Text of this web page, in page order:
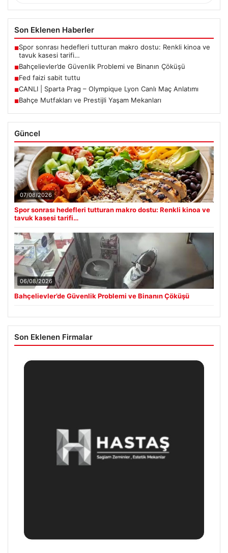
Son Eklenen Haberler
■Spor sonrası hedefleri tutturan makro dostu: Renkli kinoa ve
tavuk kasesi tarifi…
■Bahçelievler’de Güvenlik Problemi ve Binanın Çöküşü
■Fed faizi sabit tuttu
■CANLI | Sparta Prag – Olympique Lyon Canlı Maç Anlatımı
■Bahçe Mutfakları ve Prestijli Yaşam Mekanları
Güncel
07/08/2026
Spor sonrası hedefleri tutturan makro dostu: Renkli kinoa ve
tavuk kasesi tarifi…
06/08/2026
Bahçelievler’de Güvenlik Problemi ve Binanın Çöküşü
Son Eklenen Firmalar